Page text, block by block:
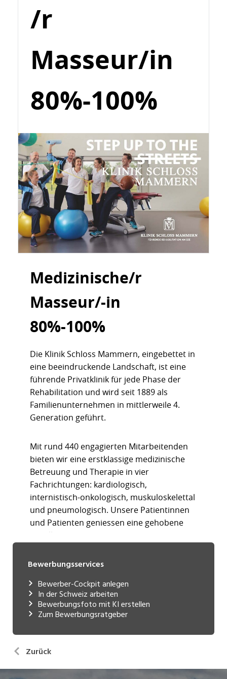
Bewerbungsservices
Bewerber-Cockpit anlegen
In der Schweiz arbeiten
Bewerbungsfoto mit KI erstellen
Zum Bewerbungsratgeber
Zurück